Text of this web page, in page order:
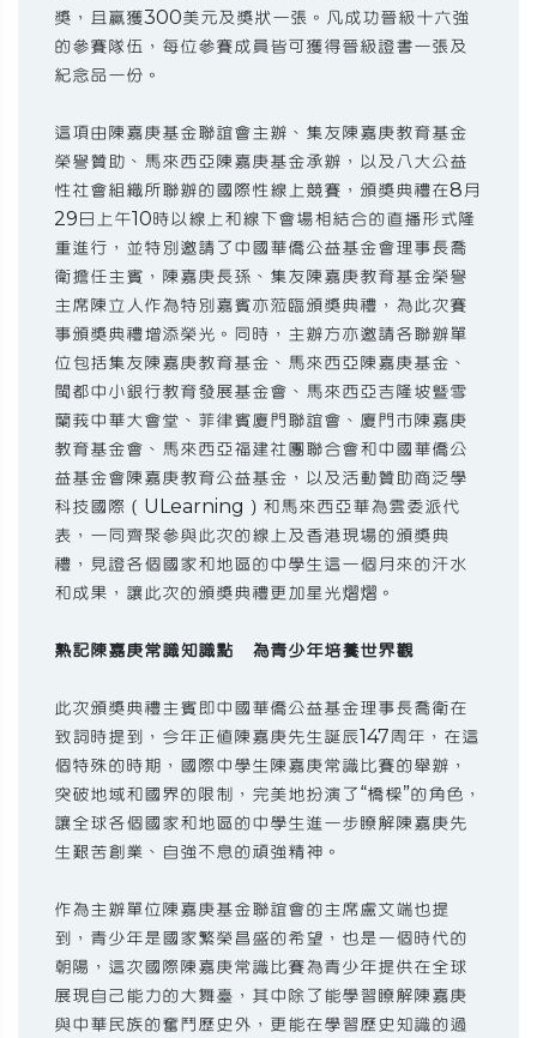
獎，且贏獲300美元及獎狀一張。凡成功晉級十六強
的參賽隊伍，每位參賽成員皆可獲得晉級證書一張及
紀念品一份。
這項由陳嘉庚基金聯誼會主辦、集友陳嘉庚教育基金
榮譽贊助、馬來西亞陳嘉庚基金承辦，以及八大公益
性社會組織所聯辦的國際性線上競賽，頒獎典禮在8月
29日上午10時以線上和線下會場相結合的直播形式隆
重進行，並特別邀請了中國華僑公益基金會理事長喬
衛擔任主賓，陳嘉庚長孫、集友陳嘉庚教育基金榮譽
主席陳立人作為特別嘉賓亦蒞臨頒獎典禮，為此次賽
事頒獎典禮增添榮光。同時，主辦方亦邀請各聯辦單
位包括集友陳嘉庚教育基金、馬來西亞陳嘉庚基金、
閩都中小銀行教育發展基金會、馬來西亞吉隆坡暨雪
蘭莪中華大會堂、菲律賓廈門聯誼會、廈門市陳嘉庚
教育基金會、馬來西亞福建社團聯合會和中國華僑公
益基金會陳嘉庚教育公益基金，以及活動贊助商泛學
科技國際（ULearning）和馬來西亞華為雲委派代
表，一同齊聚參與此次的線上及香港現場的頒獎典
禮，見證各個國家和地區的中學生這一個月來的汗水
和成果，讓此次的頒獎典禮更加星光熠熠。
熟記陳嘉庚常識知識點 為青少年培養世界觀
此次頒獎典禮主賓即中國華僑公益基金理事長喬衛在
致詞時提到，今年正值陳嘉庚先生誕辰147周年，在這
個特殊的時期，國際中學生陳嘉庚常識比賽的舉辦，
突破地域和國界的限制，完美地扮演了“橋樑”的角色，
讓全球各個國家和地區的中學生進一步瞭解陳嘉庚先
生艱苦創業、自強不息的頑強精神。
作為主辦單位陳嘉庚基金聯誼會的主席盧文端也提
到，青少年是國家繁榮昌盛的希望，也是一個時代的
朝陽，這次國際陳嘉庚常識比賽為青少年提供在全球
展現自己能力的大舞臺，其中除了能學習瞭解陳嘉庚
與中華民族的奮鬥歷史外，更能在學習歷史知識的過